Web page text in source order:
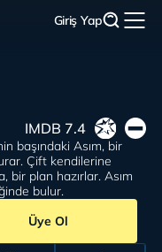
Giriş Yap
başındaki Asım, bir
Çift kendilerine
bir plan hazırlar. Asım
bulur.
IMDB 7.4
Üye Ol